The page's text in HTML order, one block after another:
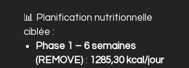
📊 Planification nutritionnelle
ciblée :
Phase 1 – 6 semaines
(REMOVE) : 1285,30 kcal/jour